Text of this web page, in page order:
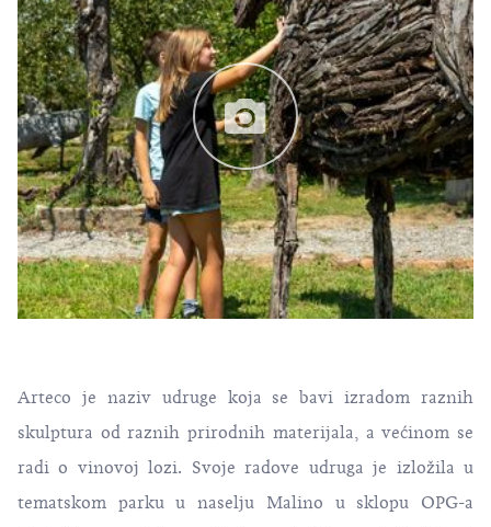
Arteco je naziv udruge koja se bavi izradom raznih
skulptura od raznih prirodnih materijala, a većinom se
radi o vinovoj lozi. Svoje radove udruga je izložila u
tematskom parku u naselju Malino u sklopu OPG-a